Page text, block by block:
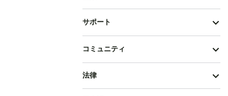
英領バージン諸島
西サハラ
赤道ギニア
韓国
香港
サポート
コミュニティ
法律